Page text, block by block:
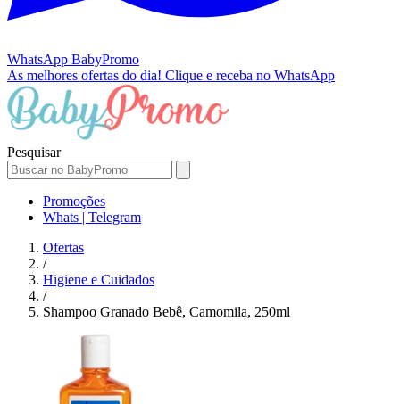
WhatsApp BabyPromo
As melhores ofertas do dia! Clique e receba no WhatsApp
Pesquisar
Promoções
Whats | Telegram
Ofertas
/
Higiene e Cuidados
/
Shampoo Granado Bebê, Camomila, 250ml